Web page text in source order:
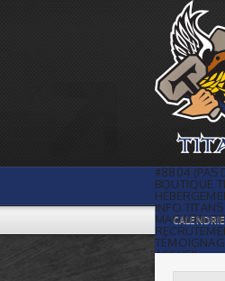
Titans
Titans de
#8804 (PAS
BOUTIQUE
INFO TITANS
MAGASIN
ACCUEIL